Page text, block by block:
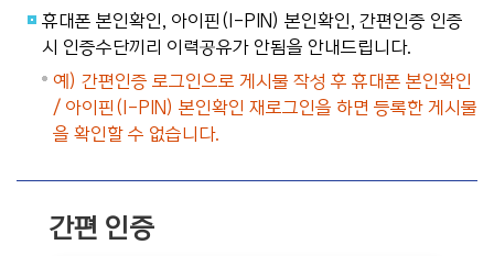
휴대폰 본인확인, 아이핀(I-PIN) 본인확인, 간편인증 인증
시 인증수단끼리 이력공유가 안됨을 안내드립니다.
예) 간편인증 로그인으로 게시물 작성 후 휴대폰 본인확인
/ 아이핀(I-PIN) 본인확인 재로그인을 하면 등록한 게시물
을 확인할 수 없습니다.
간편 인증